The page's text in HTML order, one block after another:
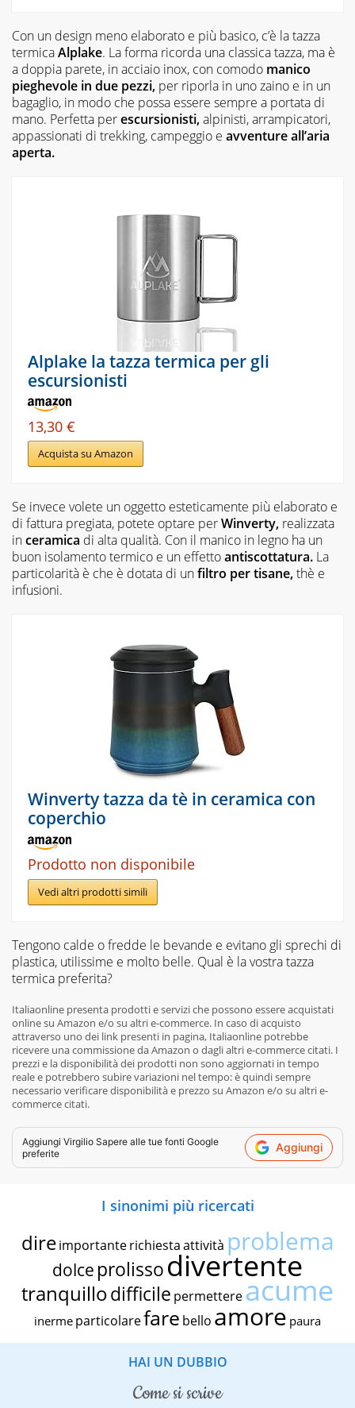
Con un design meno elaborato e più basico, c’è la tazza
termicaAlplake. La forma ricorda una classica tazza, ma è
a doppia parete, in acciaio inox, con comodo manico
pieghevole in due pezzi, per riporla in uno zaino e in un
bagaglio, in modo che possa essere sempre a portata di
mano. Perfetta perescursionisti,alpinisti, arrampicatori,
appassionati di trekking, campeggio e avventure all’aria
aperta.
Alplake la tazza termica per gli
escursionisti
13,30 €
Acquista su Amazon
Se invece volete un oggetto esteticamente più elaborato e
di fattura pregiata, potete optare perWinverty, realizzata
inceramica di alta qualità. Con il manico in legno ha un
buon isolamento termico e un effettoantiscottatura. La
particolarità è che è dotata di unfiltro per tisane,thè e
infusioni.
Winverty tazza da tè in ceramica con
coperchio
Prodotto non disponibile
Vedi altri prodotti simili
Tengono calde o fredde le bevande e evitano gli sprechi di
plastica, utilissime e molto belle. Qual è la vostra tazza
termica preferita?
Italiaonline presenta prodotti e servizi che possono essere acquistati
online su Amazon e/o su altri e-commerce. In caso di acquisto
attraverso uno dei link presenti in pagina, Italiaonline potrebbe
ricevere una commissione da Amazon o dagli altri e-commerce citati. I
prezzi e la disponibilità dei prodotti non sono aggiornati in tempo
reale e potrebbero subire variazioni nel tempo: è quindi sempre
necessario verificare disponibilità e prezzo su Amazon e/o su altri e-
commerce citati.
Aggiungi Virgilio Sapere alle tue fonti Google
preferite
Aggiungi
I sinonimi più ricercati
dire importante richiestaattività problema
dolce prolissodivertente
tranquillodifficile permettereacume
inerme particolarefare bello amore paura
HAI UN DUBBIO
come si scrive